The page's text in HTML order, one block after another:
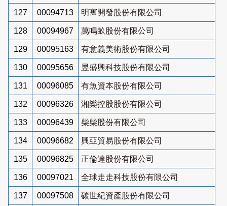
127 00094713 明寯開發股份有限公司
128 00094967 萬鳴畝股份有限公司
129 00095163 有意義美術股份有限公司
130 00095656 昱盛興科技股份有限公司
131 00096085 有魚資本股份有限公司
132 00096326 湘樂控股股份有限公司
133 00096439 柴柴股份有限公司
134 00096682 興亞貿易股份有限公司
135 00096825 正倫達股份有限公司
136 00097021 全球走走科技股份有限公司
137 00097508 碳世紀資產股份有限公司